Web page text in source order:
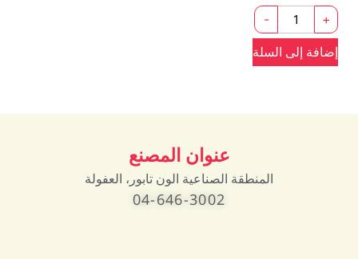
- +
إضافة إلى السلة
عنوان المصنع
المنطقة الصناعية الون تابور، العفولة
04-646-3002